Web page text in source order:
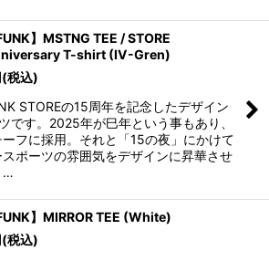
】MSTNG TEE / STORE
T-shirt (IV-Gren)
(税込)
STOREの15周年を記念したデザイン
です。2025年が巳年という事もあり、
フに採用。それと「15の夜」にかけて
スポーツの雰囲気をデザインに昇華させ
…
】MIRROR TEE (White)
(税込)